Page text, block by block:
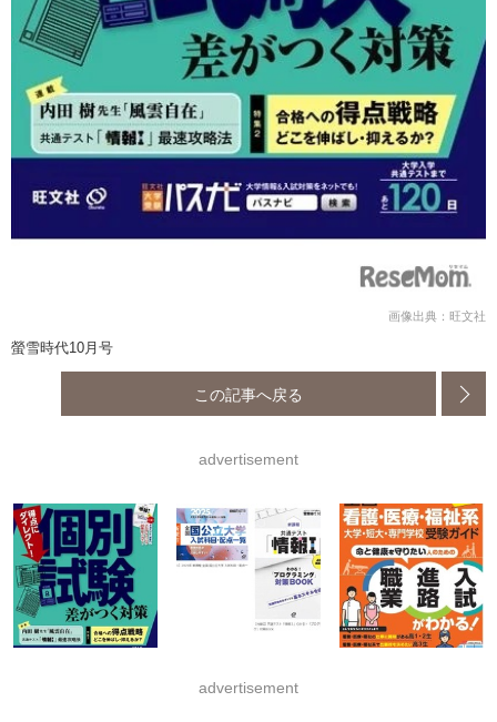
画像出典：旺文社
螢雪時代10月号
この記事へ戻る
advertisement
advertisement